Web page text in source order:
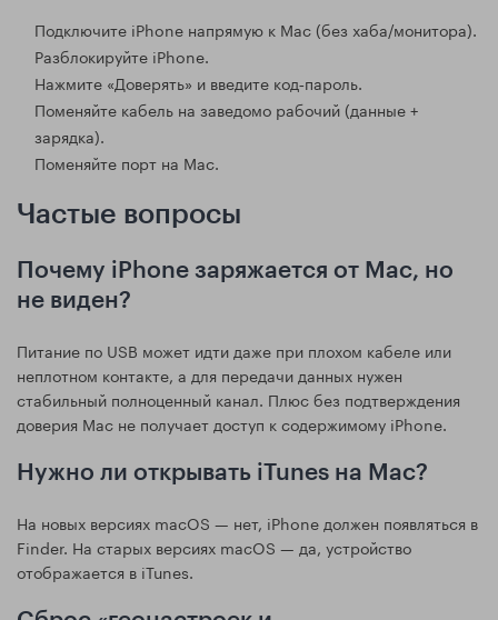
Подключите iPhone напрямую к Mac (без хаба/монитора).
Разблокируйте iPhone.
Нажмите «Доверять» и введите код‑пароль.
Поменяйте кабель на заведомо рабочий (данные +
зарядка).
Поменяйте порт на Mac.
Частые вопросы
Почему iPhone заряжается от Mac, но
не виден?
Питание по USB может идти даже при плохом кабеле или
неплотном контакте, а для передачи данных нужен
стабильный полноценный канал. Плюс без подтверждения
доверия Mac не получает доступ к содержимому iPhone.
Нужно ли открывать iTunes на Mac?
На новых версиях macOS — нет, iPhone должен появляться в
Finder. На старых версиях macOS — да, устройство
отображается в iTunes.